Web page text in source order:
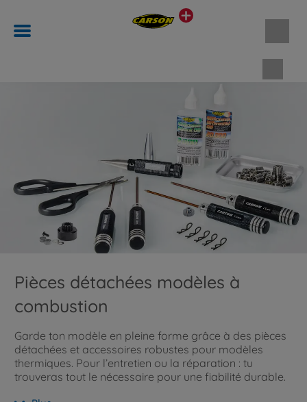
Pièces détachées modèles à
combustion
Garde ton modèle en pleine forme grâce à des pièces
détachées et accessoires robustes pour modèles
thermiques. Pour l’entretien ou la réparation : tu
trouveras tout le nécessaire pour une fiabilité durable.